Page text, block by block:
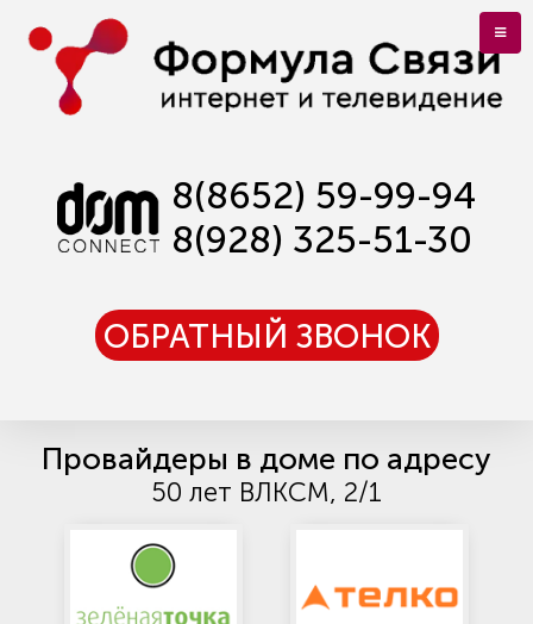
8(8652) 59-99-94
8(928) 325-51-30
ОБРАТНЫЙ ЗВОНОК
Провайдеры в доме по адресу
50 лет ВЛКСМ, 2/1